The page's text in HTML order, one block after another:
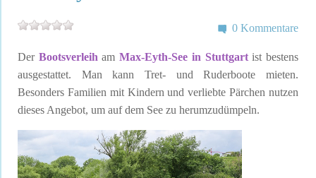
0 Kommentare
Der BootsverleihamMax-Eyth-See in Stuttgartist bestens
ausgestattet. Man kann Tret- und Ruderboote mieten.
Besonders Familien mit Kindern und verliebte Pärchen nutzen
dieses Angebot, um auf dem See zu herumzudümpeln.